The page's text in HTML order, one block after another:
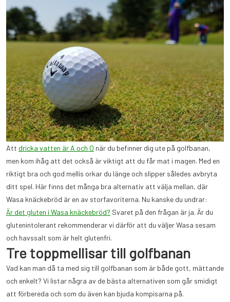
Att dricka vatten är A och O när du befinner dig ute på golfbanan,
men kom ihåg att det också är viktigt att du får mat i magen. Med en
riktigt bra och god mellis orkar du länge och slipper således avbryta
ditt spel. Här finns det många bra alternativ att välja mellan, där
Wasa knäckebröd är en av storfavoriterna. Nu kanske du undrar:
Är det gluten i Wasa knäckebröd? Svaret på den frågan är ja. Är du
glutenintolerant rekommenderar vi därför att du väljer Wasa sesam
och havssalt som är helt glutenfri.
Tre toppmellisar till golfbanan
Vad kan man då ta med sig till golfbanan som är både gott, mättande
och enkelt? Vi listar några av de bästa alternativen som går smidigt
att förbereda och som du även kan bjuda kompisarna på.